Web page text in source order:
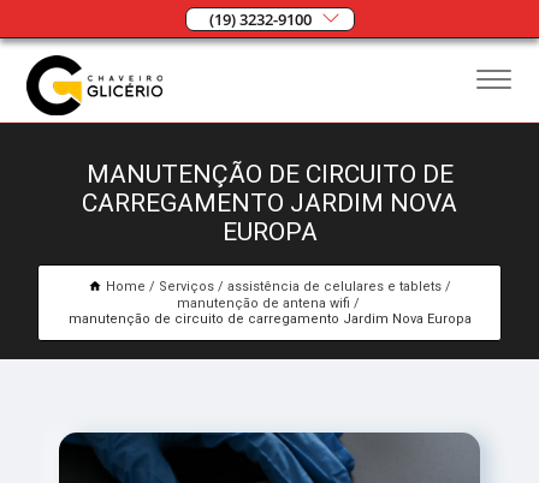
(19) 3232-9100
MANUTENÇÃO DE CIRCUITO DE
CARREGAMENTO JARDIM NOVA
EUROPA
Home Serviços
assistência de celulares e tablets
manutenção de antena wifi
manutenção de circuito de carregamento Jardim Nova Europa